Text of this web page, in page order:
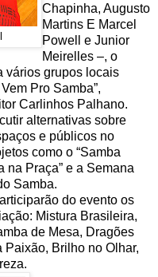
Chapinha, Augusto
Martins E Marcel
Powell e Junior
Meirelles –, o
vários grupos locais
Pro Samba”,
Carlinhos Palhano.
alternativas sobre
e públicos no
como o “Samba
na Praça” e a Semana
Samba.
do evento os
Mistura Brasileira,
de Mesa, Dragões
Paixão, Brilho no Olhar,